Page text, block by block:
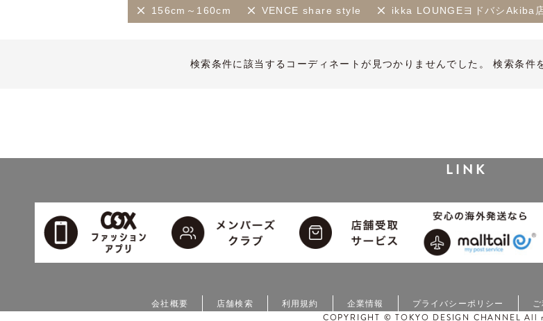
156cm～160cm VENCE share style ikka LOUNGEヨドバシAkiba
検索条件に該当するコーディネートが見つかりませんでした。 検索条件
LINK
会社概要 店舗検索 利用規約 企業情報 プライバシーポリシー
COPYRIGHT © TOKYO DESIGN CHANNEL All